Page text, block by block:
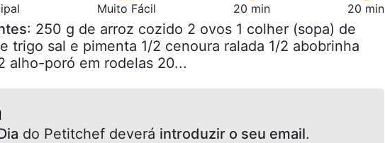
Muito Fácil 20 min 20 min
: 250 g de arroz cozido 2 ovos 1 colher (sopa) de
trigo sal e pimenta 1/2 cenoura ralada 1/2 abobrinha
alho-poró em rodelas 20...
do Petitchef deverá introduzir o seu email.